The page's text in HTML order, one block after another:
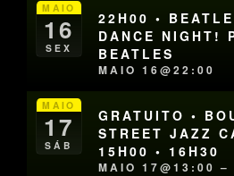
MAIO
16
SEX
22H00 •
DANCE NIGHT!
BEATLES
MAIO 16@22:00
MAIO
17
SÁB
GRATUITO •
STREET JAZZ
15H00 • 16H30
MAIO 17@13:00 –